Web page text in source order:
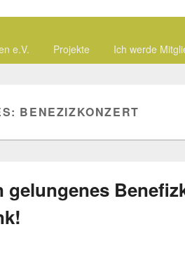
e.V. Projekte Ich werde
BENEZIZKONZERT
gelungenes